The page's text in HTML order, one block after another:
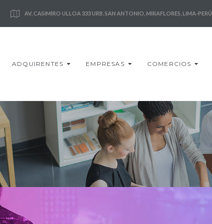
AV, CASIMIRO ULLOA 333 URB. SAN ANTONIO, MIRAFLORES, LIMA-PERÚ
ADQUIRENTES EMPRESAS COMERCIOS